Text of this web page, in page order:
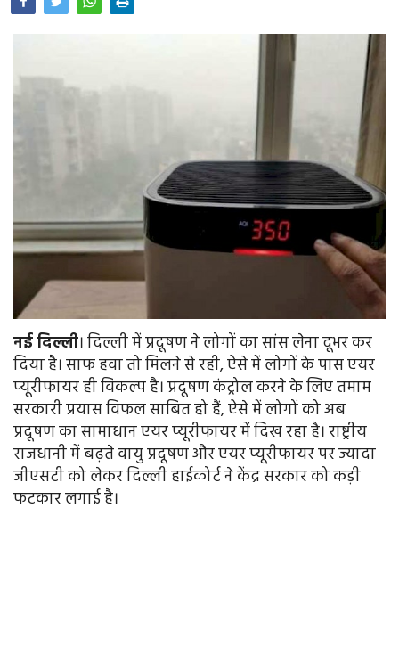
नईदिल्ली। दिल्ली में प्रदूषण ने लोगों का सांस लेना दूभर कर
दिया है। साफ हवा तो मिलने से रही, ऐसे में लोगों के पास एयर
प्‍यूरीफायर ही विकल्‍प है। प्रदूषण कंट्रोल करने के लिए तमाम
सरकारी प्रयास विफल साबित हो हैं, ऐसे में लोगों को अब
प्रदूषण का सामाधान एयर प्यूरीफायर में दिख रहा है। राष्ट्रीय
राजधानी में बढ़ते वायु प्रदूषण और एयर प्यूरीफायर पर ज्यादा
जीएसटी को लेकर दिल्ली हाईकोर्ट ने केंद्र सरकार को कड़ी
फटकार लगाई है।